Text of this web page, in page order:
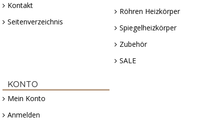
Kontakt
Seitenverzeichnis
Röhren Heizkörper
Spiegelheizkörper
Zubehör
SALE
KONTO
Mein Konto
Anmelden